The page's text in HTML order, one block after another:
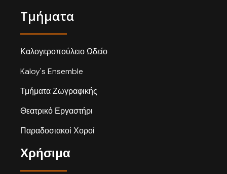
Τμήματα
Καλογεροπούλειο Ωδείο
Kaloy's Ensemble
Τμήματα Ζωγραφικής
Θεατρικό Εργαστήρι
Παραδοσιακοί Χοροί
Χρήσιμα